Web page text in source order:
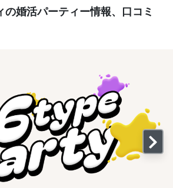
の婚活パーティー情報、口コミ